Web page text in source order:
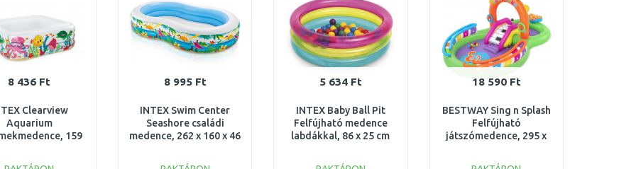
8 436 Ft
Clearview
Aquarium
159
8 995 Ft
INTEX Swim Center
Seashore családi
medence, 262 x 160 x 46
5 634 Ft
INTEX Baby Ball Pit
Felfújható medence
labdákkal, 86 x 25 cm
18 590 Ft
BESTWAY Sing n Splash
Felfújható
játszómedence, 295 x